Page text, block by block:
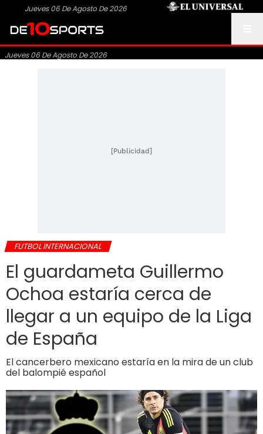
Jueves 06 De Agosto De 2026
Jueves 06 De Agosto De 2026
[Publicidad]
FUTBOL INTERNACIONAL
El guardameta Guillermo
Ochoa estaría cerca de
llegar a un equipo de la Liga
de España
El cancerbero mexicano estaría en la mira de un club
del balompié español